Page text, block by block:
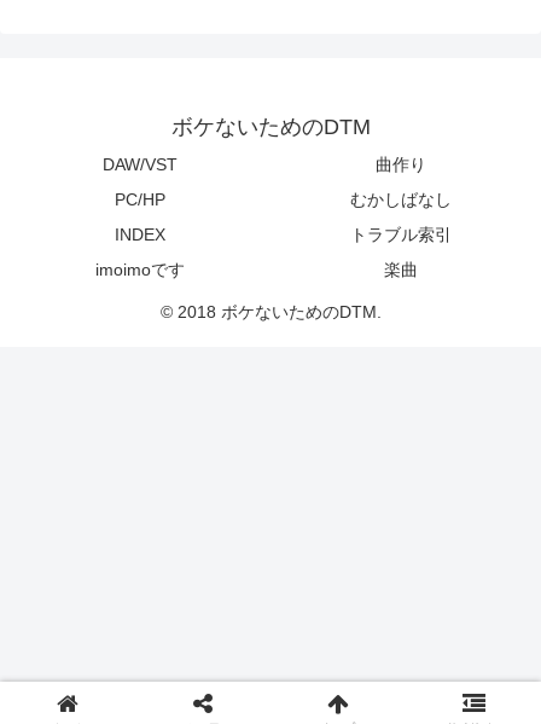
ボケないためのDTM
DAW/VST
曲作り
PC/HP
むかしばなし
INDEX
トラブル索引
imoimoです
楽曲
© 2018 ボケないためのDTM.